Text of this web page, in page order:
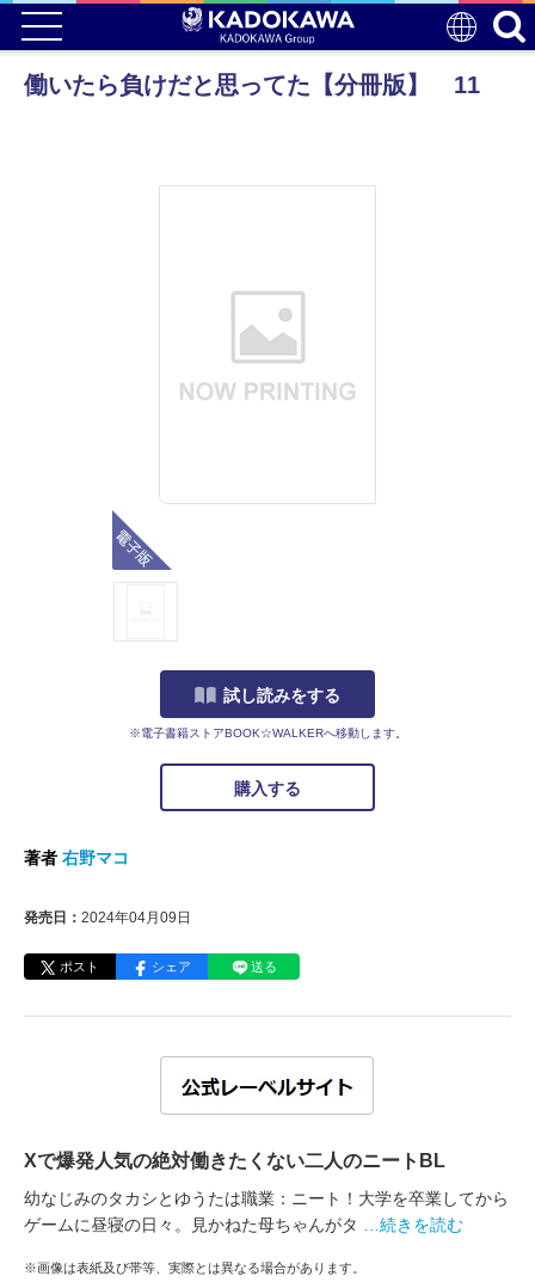
働いたら負けだと思ってた【分冊版】 11
試し読みをする
※電子書籍ストアBOOK☆WALKERへ移動します。
購入する
著者 右野マコ
発売日： 2024年04月09日
ポスト シェア 送る
Xで爆発人気の絶対働きたくない二人のニートBL
幼なじみのタカシとゆうたは職業：ニート！大学を卒業してから
ゲームに昼寝の日々。見かねた母ちゃんがタ
…続きを読む
※画像は表紙及び帯等、実際とは異なる場合があります。